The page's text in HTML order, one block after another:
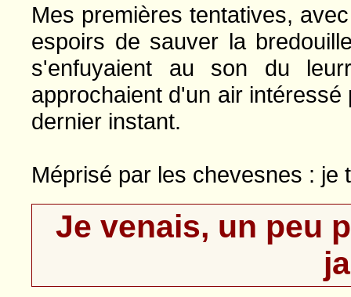
Mes premières tentatives,
espoirs de sauver la
s'enfuyaient au son du
approchaient d'un air
dernier instant.
Méprisé par les chevesnes : je
Je venais, un peu